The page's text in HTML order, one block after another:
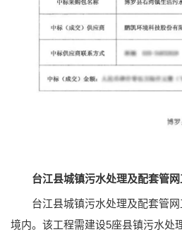
台江县城镇污水处理及配套管网
台江县城镇污水处理及配套管网
境内。该工程需建设5座县镇污水处